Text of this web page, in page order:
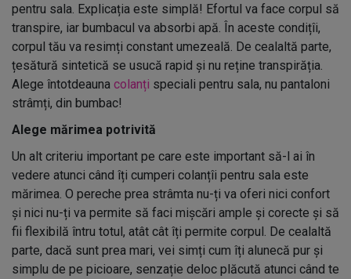
pentru sala. Explicația este simplă! Efortul va face corpul să
transpire, iar bumbacul va absorbi apă. În aceste condițîi,
corpul tău va resimți constant umezeală. De cealaltă parte,
țesătură sintetică se usucă rapid și nu reține transpirăția.
Alege întotdeauna colanți speciali pentru sala, nu pantaloni
strâmți, din bumbac!
Alege mărimea potrivită
Un alt criteriu important pe care este important să-l ai în
vedere atunci când îți cumperi colanțîi pentru sala este
mărimea. O pereche prea strâmta nu-ți va oferi nici confort
și nici nu-ți va permite să faci mișcări ample și corecte și să
fii flexibilă întru totul, atât cât îți permite corpul. De cealaltă
parte, dacă sunt prea mari, vei simți cum îți alunecă pur și
simplu de pe picioare, senzație deloc plăcută atunci când te